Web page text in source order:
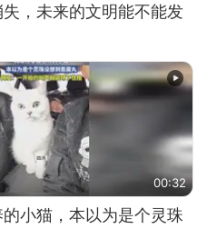
，未来的文明能不能发
00:32
小猫，本以为是个灵珠